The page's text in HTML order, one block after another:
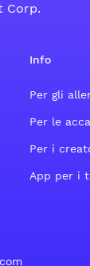
Corp.
Info
Per gli
Per le
Per i
App per i